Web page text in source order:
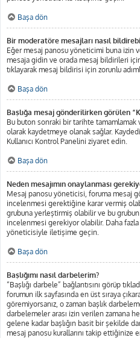
Başa dön
Bir moderatöre mesajları nasıl
Eğer mesaj panosu yöneticimi buna izin
mesaja gidin ve orada mesaj bildirileri
tıklayarak mesaj bildirisi için zorunlu
Başa dön
Başlığa mesaj gönderilirken görülen
Bu buton sonraki bir tarihte tamamlamak
olarak kaydetmeye olanak sağlar.
Kullanıcı Kontrol Panelini ziyaret edin.
Başa dön
Neden mesajımın onaylanması
Mesaj panosu yöneticisi, foruma mesaj
incelenmesi gerektiğine karar vermiş
grubuna yerleştirmiş olabilir ve bu
incelenmesi gerekiyor olabilir. Daha
yöneticisiyle iletişime geçin.
Başa dön
Başlığımı nasıl darbelerim?
“Başlığı darbele” bağlantısını görüp
forumun ilk sayfasında en üst sıraya
göremiyorsanız, o zaman başlık
darbelemeler arası izin verilen zamana
gelene kadar başlığın basit bir şekilde
mesaj panosu kurallarını takip ettiğinize